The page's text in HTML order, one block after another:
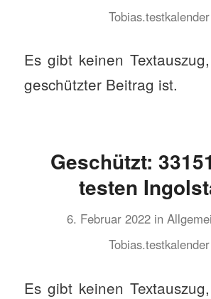
Tobias.testkalender
Es gibt keinen
geschützter Beitrag ist.
Geschützt:
testen
6. Februar 2022 in
Tobias.testkalender
Es gibt keinen